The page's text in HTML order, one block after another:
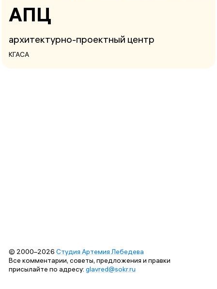
АПЦ
архитектурно-проектный центр
КГАСА
© 2000–2026 Студия Артемия Лебедева
Все комментарии, советы, предложения и правки
присылайте по адресу: glavred@sokr.ru